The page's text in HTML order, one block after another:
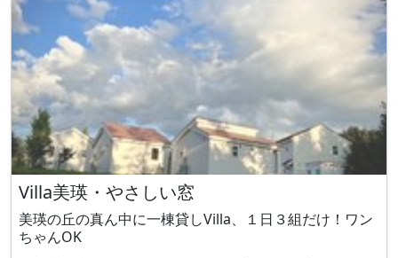
Villa美瑛・やさしい窓
美瑛の丘の真ん中に一棟貸しVilla、１日３組だけ！ワン
ちゃんOK